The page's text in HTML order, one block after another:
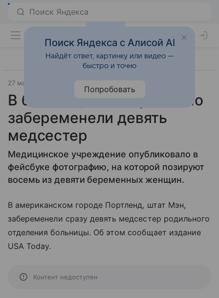
27 марта 2019
В больнице одновременно
забеременели девять
медсестер
Медицинское учреждение опубликовало в
фейсбуке фотографию, на которой позируют
восемь из девяти беременных женщин.
В американском городе Портленд, штат Мэн,
забеременели сразу девять медсестер родильного
отделения больницы. Об этом сообщает издание
USA Today.
Контент недоступен
Поиск Яндекса с Алисой AI
Найдёт ответ, картинку или видео —
быстро и точно
Попробовать